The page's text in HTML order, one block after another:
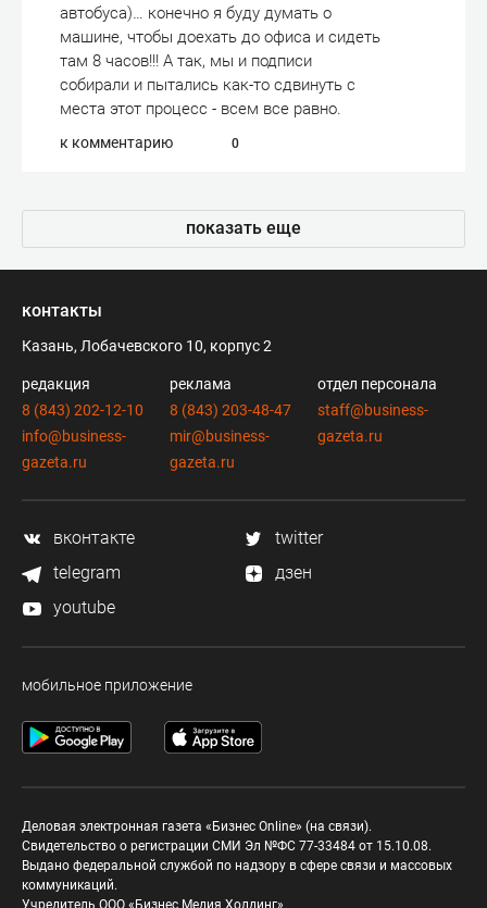
автобуса)… конечно я буду думать о
машине, чтобы доехать до офиса и сидеть
там 8 часов!!! А так, мы и подписи
собирали и пытались как-то сдвинуть с
места этот процесс - всем все равно.
к комментарию 0
показать еще
контакты
Казань, Лобачевского 10, корпус 2
редакция
8 (843) 202-12-10
info@business-
gazeta.ru
реклама
8 (843) 203-48-47
mir@business-
gazeta.ru
отдел персонала
staff@business-
gazeta.ru
вконтакте
twitter
telegram
дзен
youtube
мобильное приложение
Деловая электронная газета «Бизнес Online» (на связи).
Свидетельство о регистрации СМИ Эл №ФС 77-33484 от 15.10.08.
Выдано федеральной службой по надзору в сфере связи и массовых
коммуникаций.
Учредитель ООО «Бизнес Медия Холдинг»